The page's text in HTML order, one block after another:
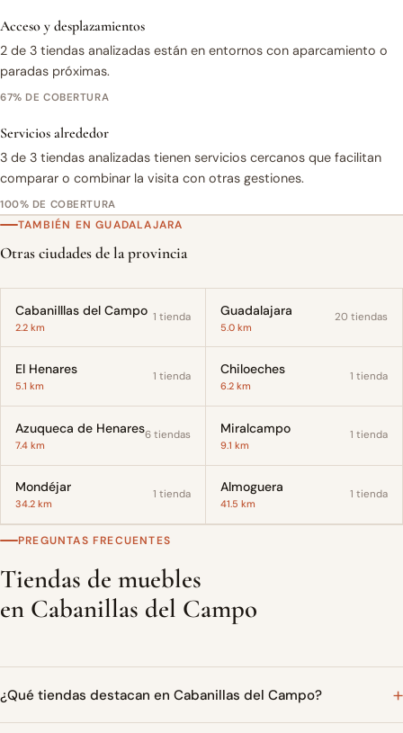
Acceso y desplazamientos
2 de 3 tiendas analizadas están en entornos con aparcamiento o
paradas próximas.
67% DE COBERTURA
Servicios alrededor
3 de 3 tiendas analizadas tienen servicios cercanos que facilitan
comparar o combinar la visita con otras gestiones.
100% DE COBERTURA
TAMBIÉN EN GUADALAJARA
Otras ciudades de la provincia
Cabanilllas del Campo
2.2 km
1 tienda Guadalajara
5.0 km
20 tiendas
El Henares
5.1 km
1 tienda Chiloeches
6.2 km
1 tienda
Azuqueca de Henares
7.4 km
6 tiendas Miralcampo
9.1 km
1 tienda
Mondéjar
34.2 km
1 tienda Almoguera
41.5 km
1 tienda
PREGUNTAS FRECUENTES
Tiendas de muebles
en Cabanillas del Campo
¿Qué tiendas destacan en Cabanillas del Campo?